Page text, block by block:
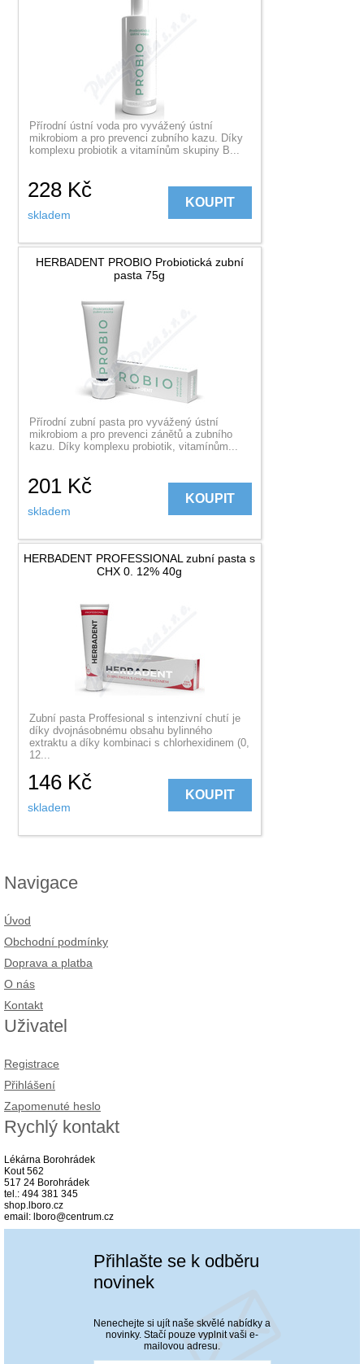
Přírodní ústní voda pro vyvážený ústní
mikrobiom a pro prevenci zubního kazu. Díky
komplexu probiotik a vitamínům skupiny B...
228 Kč
skladem
KOUPIT
HERBADENT PROBIO Probiotická zubní
pasta 75g
Přírodní zubní pasta pro vyvážený ústní
mikrobiom a pro prevenci zánětů a zubního
kazu. Díky komplexu probiotik, vitamínům...
201 Kč
skladem
KOUPIT
HERBADENT PROFESSIONAL zubní pasta s
CHX 0. 12% 40g
Zubní pasta Proffesional s intenzivní chutí je
díky dvojnásobnému obsahu bylinného
extraktu a díky kombinaci s chlorhexidinem (0,
12...
146 Kč
skladem
KOUPIT
Navigace
Úvod
Obchodní podmínky
Doprava a platba
O nás
Kontakt
Uživatel
Registrace
Přihlášení
Zapomenuté heslo
Rychlý kontakt
Lékárna Borohrádek
Kout 562
517 24 Borohrádek
tel.: 494 381 345
shop.lboro.cz
email: lboro@centrum.cz
Přihlašte se k odběru
novinek
Nenechejte si ujít naše skvělé nabídky a
novinky. Stačí pouze vyplnit vaši e-
mailovou adresu.